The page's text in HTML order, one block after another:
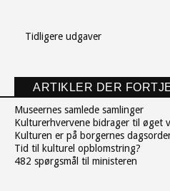
Tidligere udgaver
ARTIKLER DER
Museernes samlede samlinger
Kulturerhvervene bidrager til øget
Kulturen er på borgernes
Tid til kulturel opblomstring?
482 spørgsmål til ministeren